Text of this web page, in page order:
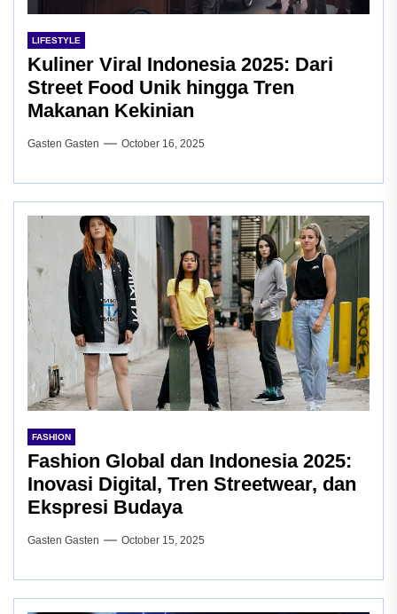
LIFESTYLE
Kuliner Viral Indonesia 2025: Dari
Street Food Unik hingga Tren
Makanan Kekinian
Gasten Gasten October 16, 2025
FASHION
Fashion Global dan Indonesia 2025:
Inovasi Digital, Tren Streetwear, dan
Ekspresi Budaya
Gasten Gasten October 15, 2025